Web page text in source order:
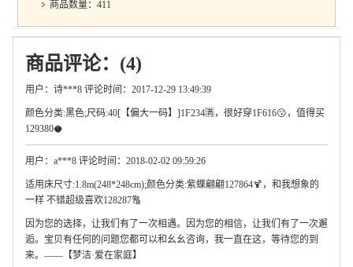
商品数量：411
商品评论：(4)
用户：诗***8 评论时间：2017-12-29 13:49:39
颜色分类:黑色;尺码:40[【偏大一码】]1F234🈵，很好穿1F616😗，值得买
129380🥥
用户：a***8 评论时间：2018-02-02 09:59:26
适用床尺寸:1.8m(248*248cm);颜色分类:紫蝶翩翩127864🍹，和我想象的
一样 不错超级喜欢128287🔠
因为您的选择，让我们有了一次相遇。因为您的相信，让我们有了一次邂
逅。宝贝有任何的问题您都可以和幺幺咨询，我一直在这，等待您的到
来。——【梦洁·爱在家庭】